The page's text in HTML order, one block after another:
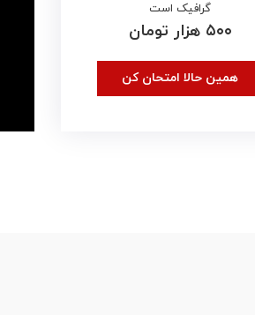
گرافیک است
۵۰۰ هزار تومان
همین حالا امتحان کن